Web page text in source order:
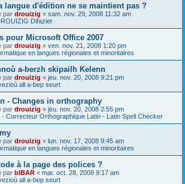
langue d'édition ne se maintient pas ?
par drouizig « sam. nov. 29, 2008 11:32 am
Difazier
pour Microsoft Office 2007
par drouizig « ven. nov. 21, 2008 1:20 pm
en langues régionales et minoritaires
a-berzh skipailh Kelenn
par drouizig « jeu. nov. 20, 2008 9:21 pm
all a-bep seurt
- Changes in orthography
par drouizig « jeu. nov. 20, 2008 2:55 pm
- Correcteur Orthographique Latin - Latin Spell Checker
par drouizig « lun. nov. 17, 2008 9:45 am
en langues régionales et minoritaires
à la page des polices ?
par bIBAR « mar. oct. 28, 2008 9:17 am
all a-bep seurt